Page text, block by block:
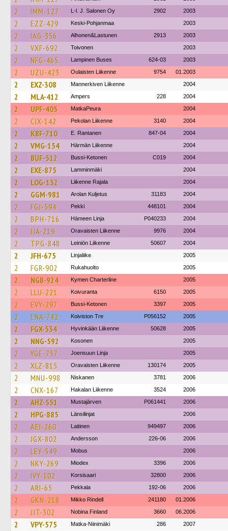
2 IMM-127 L-l. J. Salonen Oy 2902 2003
2 EZZ-429 Keski-Pohjanmaa 2003
2 IAG-356 Alhonen&Lastunen 2913 2003
2 VXF-692 Toivonen 2003
2 NFG-465 Lampinen Buses 624-03 2003
2 UZU-423 Oulaisten Liikenne 9754 01.2003
2 EXZ-308 Mannerkiven Liikenne 2004
2 MLA-412 Ampers 228 2004
2 UPF-405 MatkaPeura 2004
2 CJX-142 Pekolan Liikenne 3140 2004
2 KBF-710 E. Rantanen 847-04 2004
2 VMG-154 Härmän Liikenne 2004
2 BUF-512 Bussi-Ketonen C019 2004
2 EXE-875 Lamminmäki 2004
2 LOG-132 Liikenne Rajala 2004
2 GGM-981 Arolan Kuljetus 31183 2004
2 FGJ-594 Pekki 448101 2004
2 BPH-716 Hämeen Linja P040233 2004
2 JJA-219 Oravaisten Liikenne 9976 2004
2 TPG-848 Leiniön Liikenne 50607 2004
2 JFH-675 Linjaliike 2005
2 FGR-902 Rukahuolto 2005
2 NGB-924 Kymen Charterline 2005
2 LLU-221 Koivuranta 6150 2005
2 EVY-297 Bussi-Ketonen 3397 2005
2 ENA-742 Koiviston Tre P056152 2005
2 FGX-534 Hyvinkään Liikenne 50628 2005
2 NNG-592 Kosonen 2005
2 YGE-757 Joensuun Linja 2005
2 XLZ-815 Oravaisten Liikenne 130174 2005
2 MNU-998 Niskanen 3781 2006
2 CNX-167 Hakalan Liikenne 3524 2006
2 AHZ-551 Mustajärven P061441 2006
2 HPG-885 Länsilinjat 2006
2 AEI-260 Laitinen 949497 2006
2 JGX-802 Andersson 226-06 2006
2 LEY-549 Mobus 2006
2 NKY-269 Miodex 3396 2006
2 IVY-102 Korsisaari 32800 2006
2 ARI-65 Pekkala 192-06 2006
2 GKN-218 Mikko Rindell 241180 01.2006
2 JJT-302 Nobina Finland 3660 06.2006
2 VPY-575 Matka-Niinimäki 286 2007